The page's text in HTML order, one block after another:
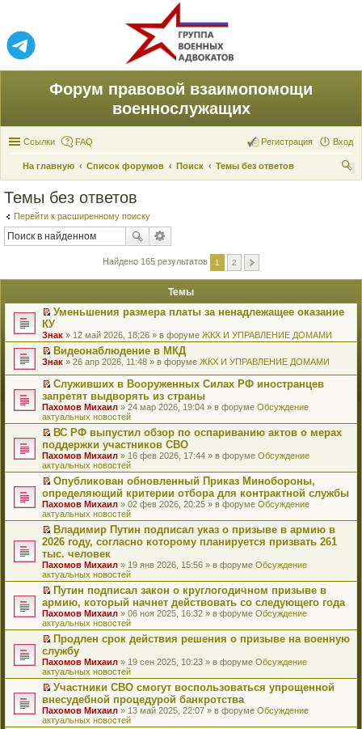
Форум правовой взаимопомощи
военнослужащих
Ссылки FAQ Вход
Регистрация
На главную Список форумов Поиск
Темы без ответов
Темы без ответов
Перейти к расширенному поиску
Найдено 165 результатов 1 2
Темы
П
е
р
е
й
и
к
п
е
р
в
о
м
у
н
е
п
р
о
ч
и
т
а
н
н
о
м
у
с
о
о
б
щ
е
н
и
ю
Уменьшения размера платы за ненадлежащее оказание
КУ
Знак » 12 май 2026, 18:26 » в форуме ЖКХ И УПРАВЛЕНИЕ ДОМАМИ
П
р
е
й
т
и
к
п
е
р
в
о
м
у
н
е
п
р
о
ч
и
т
а
н
н
о
м
у
с
о
о
б
щ
е
н
и
ю
Видеонаблюдение в МКД
Знак » 26 апр 2026, 11:48 » в форуме ЖКХ И УПРАВЛЕНИЕ ДОМАМИ
П
е
р
е
й
т
и
к
п
е
р
в
о
м
у
н
е
п
р
о
ч
и
т
а
н
н
о
м
у
с
о
о
б
щ
е
Служивших в Вооруженных Силах РФ иностранцев
запретят выдворять из страны
Пахомов Михаил » 24 мар 2026, 19:04 » в форуме Обсуждение
актуальных новостей
П
е
р
е
й
т
и
к
п
е
р
в
о
м
у
н
е
п
р
о
ч
и
т
а
н
н
о
м
у
с
ВС РФ выпустил обзор по оспариванию актов о мерах
поддержки участников СВО
Пахомов Михаил » 16 фев 2026, 17:44 » в форуме Обсуждение
актуальных новостей
П
е
р
е
й
т
и
к
п
е
р
в
о
м
у
н
е
п
р
о
ч
и
т
а
н
Опубликован обновленный Приказ Минобороны,
определяющий критерии отбора для контрактной службы
Пахомов Михаил » 02 фев 2026, 20:25 » в форуме Обсуждение
актуальных новостей
П
е
р
е
й
т
и
к
п
е
р
в
о
м
у
н
е
п
р
о
Владимир Путин подписал указ о призыве в армию в
2026 году, согласно которому планируется призвать 261
тыс. человек
Пахомов Михаил » 19 янв 2026, 15:56 » в форуме Обсуждение
актуальных новостей
П
е
р
е
й
т
и
к
п
е
р
в
о
м
Путин подписал закон о круглогодичном призыве в
армию, который начнет действовать со следующего года
Пахомов Михаил » 06 ноя 2025, 16:32 » в форуме Обсуждение
актуальных новостей
П
е
р
е
й
т
и
к
п
Продлен срок действия решения о призыве на военную
службу
Пахомов Михаил » 19 сен 2025, 10:23 » в форуме Обсуждение
актуальных новостей
П
е
р
е
Участники СВО смогут воспользоваться упрощенной
внесудебной процедурой банкротства
Пахомов Михаил » 13 май 2025, 22:07 » в форуме Обсуждение
актуальных новостей